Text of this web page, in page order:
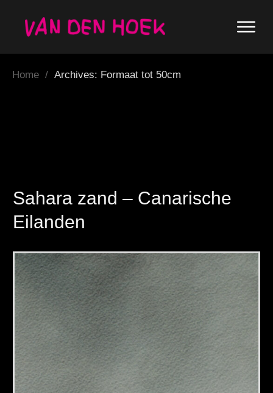
Home / Archives: Formaat tot 50cm
Sahara zand – Canarische
Eilanden